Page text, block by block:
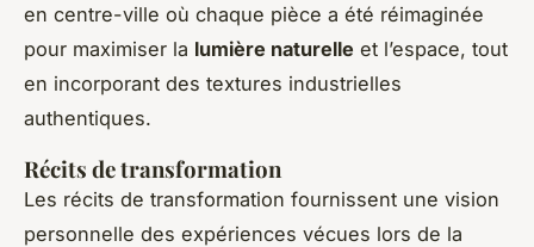
en centre-ville où chaque pièce a été réimaginée
pour maximiser la lumière naturelle et l’espace, tout
en incorporant des textures industrielles
authentiques.
Récits de transformation
Les récits de transformation fournissent une vision
personnelle des expériences vécues lors de la